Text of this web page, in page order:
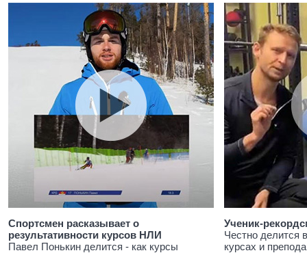
Спортсмен расказывает о
результативности курсов НЛИ
Павел Понькин делится - как курсы
Ученик-
Честно делится
курсах и